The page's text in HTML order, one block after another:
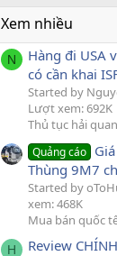
Xem nhiều
N
Hàng đi USA
có cần khai
Started by
Lượt xem: 692K
Thủ tục hải quan
Quảng cáo
Thùng 9M7
Started by
xem: 468K
Mua bán quốc
H
Review